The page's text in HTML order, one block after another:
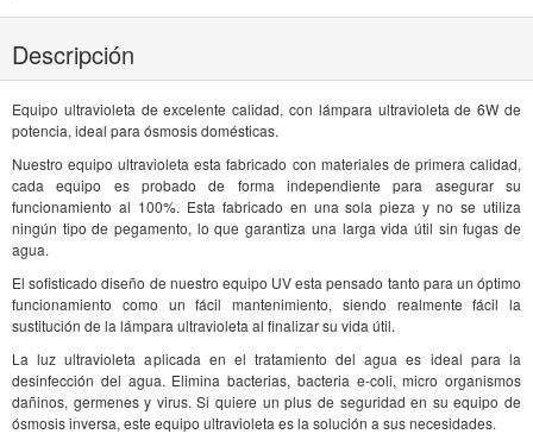
Descripción
Equipo ultravioleta de excelente calidad, con lámpara ultravioleta de 6W de
potencia, ideal para ósmosis domésticas.
Nuestro equipo ultravioleta esta fabricado con materiales de primera calidad,
cada equipo es probado de forma independiente para asegurar su
funcionamiento al 100%. Esta fabricado en una sola pieza y no se utiliza
ningún tipo de pegamento, lo que garantiza una larga vida útil sin fugas de
agua.
El sofisticado diseño de nuestro equipo UV esta pensado tanto para un óptimo
funcionamiento como un fácil mantenimiento, siendo realmente fácil la
sustitución de la lámpara ultravioleta al finalizar su vida útil.
La luz ultravioleta aplicada en el tratamiento del agua es ideal para la
desinfección del agua. Elimina bacterias, bacteria e-coli, micro organismos
dañinos, germenes y virus. Si quiere un plus de seguridad en su equipo de
ósmosis inversa, este equipo ultravioleta es la solución a sus necesidades.